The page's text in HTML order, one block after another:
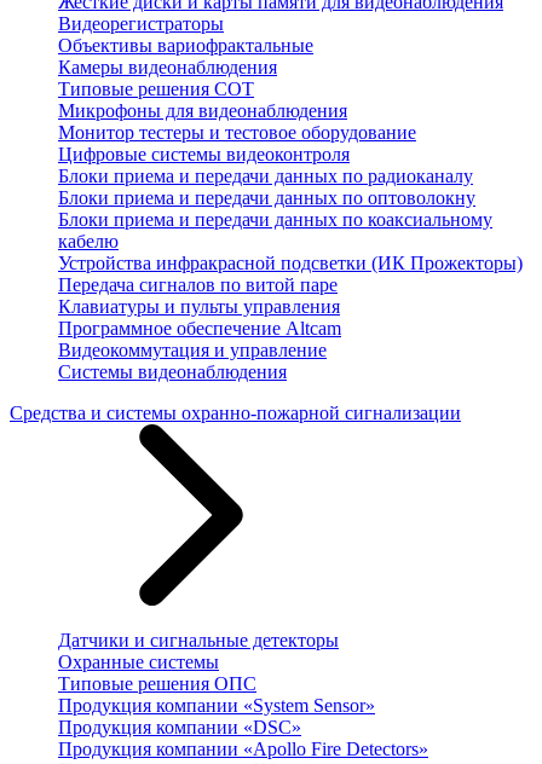
Видеорегистраторы
Объективы вариофрактальные
Камеры видеонаблюдения
Типовые решения СОТ
Микрофоны для видеонаблюдения
Монитор тестеры и тестовое оборудование
Цифровые системы видеоконтроля
Блоки приема и передачи данных по радиоканалу
Блоки приема и передачи данных по оптоволокну
Блоки приема и передачи данных по коаксиальному
кабелю
Устройства инфракрасной подсветки (ИК Прожекторы)
Передача сигналов по витой паре
Клавиатуры и пульты управления
Программное обеспечение Altcam
Видеокоммутация и управление
Системы видеонаблюдения
Средства и системы охранно-пожарной сигнализации
Датчики и сигнальные детекторы
Охранные системы
Типовые решения ОПС
Продукция компании «System Sensor»
Продукция компании «DSC»
Продукция компании «Apollo Fire Detectors»